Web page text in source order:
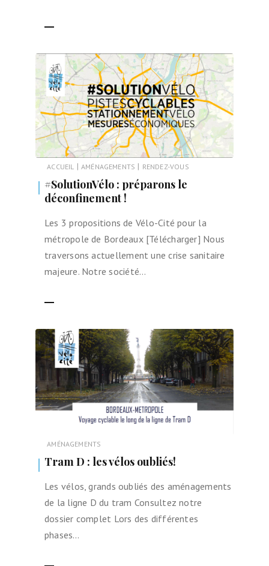
ACCUEIL | AMÉNAGEMENTS | RENDEZ-VOUS
#SolutionVélo : préparons le
déconfinement !
Les 3 propositions de Vélo-Cité pour la
métropole de Bordeaux [Télécharger] Nous
traversons actuellement une crise sanitaire
majeure. Notre société…
AMÉNAGEMENTS
Tram D : les vélos oubliés!
Les vélos, grands oubliés des aménagements
de la ligne D du tram Consultez notre
dossier complet Lors des différentes
phases…